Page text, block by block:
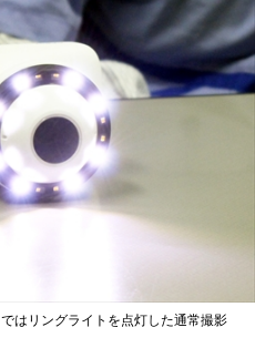
はリングライトを点灯した通常撮影